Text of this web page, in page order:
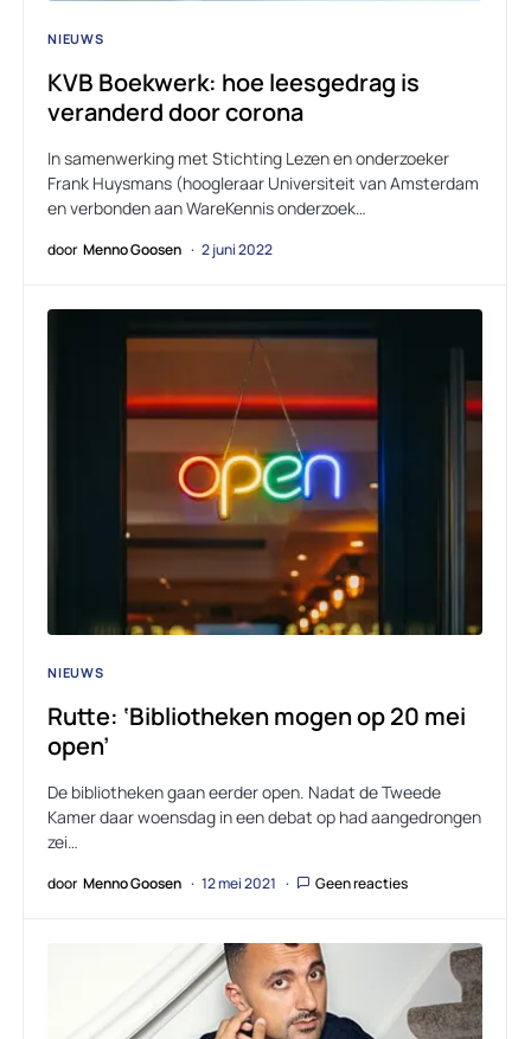
NIEUWS
KVB Boekwerk: hoe leesgedrag is
veranderd door corona
In samenwerking met Stichting Lezen en onderzoeker
Frank Huysmans (hoogleraar Universiteit van Amsterdam
en verbonden aan WareKennis onderzoek…
door Menno Goosen 2 juni 2022
NIEUWS
Rutte: ‘Bibliotheken mogen op 20 mei
open’
De bibliotheken gaan eerder open. Nadat de Tweede
Kamer daar woensdag in een debat op had aangedrongen
zei…
door Menno Goosen 12 mei 2021 Geen reacties